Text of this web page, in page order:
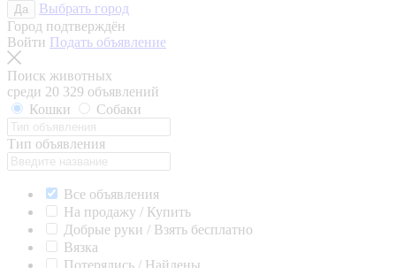
Да
Выбрать город
Город подтверждён
Войти Подать объявление
Поиск животных
среди 20 329 объявлений
Кошки
Собаки
Тип объявления
Все объявления
На продажу / Купить
Добрые руки / Взять бесплатно
Вязка
Потерялись / Найдены